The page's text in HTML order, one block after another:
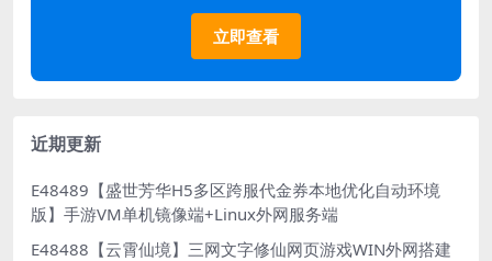
立即查看
近期更新
E48489【盛世芳华H5多区跨服代金券本地优化自动环境
版】手游VM单机镜像端+Linux外网服务端
E48488【云霄仙境】三网文字修仙网页游戏WIN外网搭建